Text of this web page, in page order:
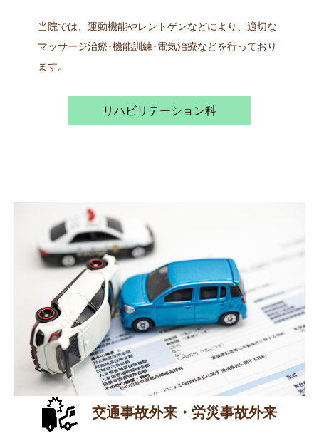
当院では、運動機能やレントゲンなどにより、適切な
マッサージ治療･機能訓練･電気治療などを行っており
ます。
リハビリテーション科
交通事故外来・労災事故外来